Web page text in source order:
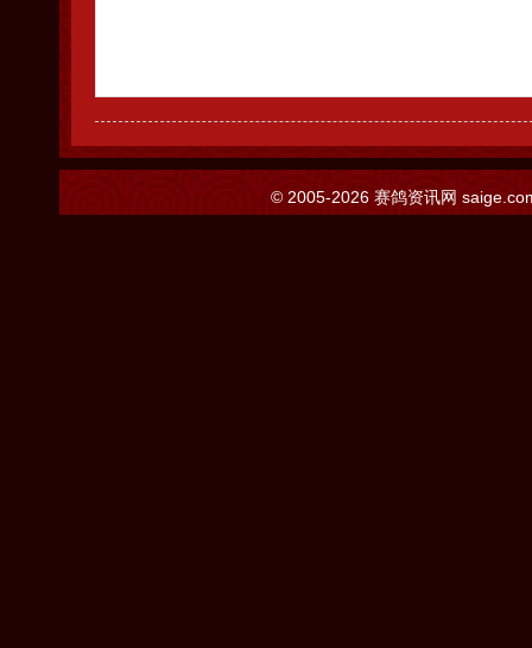
© 2005-2026 赛鸽资讯网